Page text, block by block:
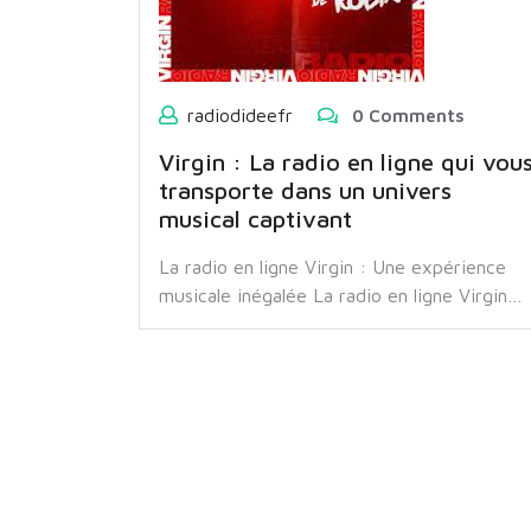
radiodideefr 0 Comments
Virgin : La radio en ligne qui
transporte dans un univers
musical captivant
La radio en ligne Virgin : Une expérience
musicale inégalée La radio en ligne Virgin…